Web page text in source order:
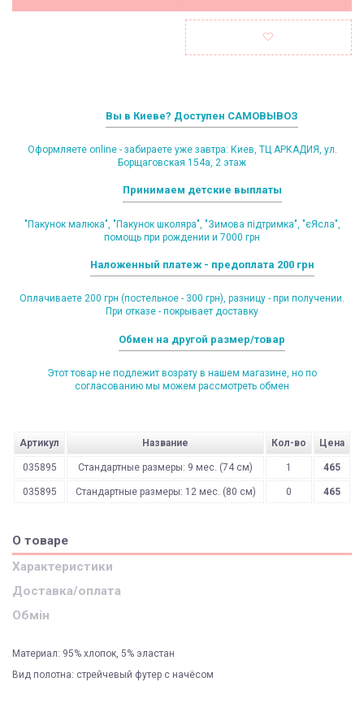
Вы в Киеве? Доступен САМОВЫВОЗ
Оформляете online - забираете уже завтра: Киев, ТЦ АРКАДИЯ, ул.
Борщаговская 154а, 2 этаж
Принимаем детские выплаты
"Пакунок малюка", "Пакунок школяра", "Зимова підтримка", "єЯсла",
помощь при рождении и 7000 грн
Наложенный платеж - предоплата 200 грн
Оплачиваете 200 грн (постельное - 300 грн), разницу - при получении.
При отказе - покрывает доставку
Обмен на другой размер/товар
Этот товар не подлежит возрату в нашем магазине, но по
согласованию мы можем рассмотреть обмен
Артикул Название Кол-во Цена
035895 Стандартные размеры: 9 мес. (74 см) 1 465
035895 Стандартные размеры: 12 мес. (80 см) 0 465
О товаре
Характеристики
Доставка/оплата
Обмін
Материал: 95% хлопок, 5% эластан
Вид полотна: стрейчевый футер с начёсом